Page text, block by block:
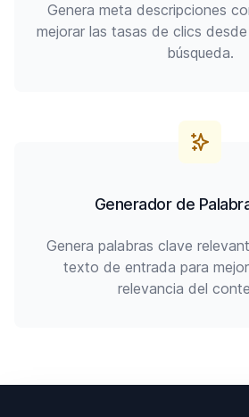
Genera meta descripciones
mejorar las tasas de clics
búsqueda.
Generador de
Genera palabras clave
texto de entrada para
relevancia del